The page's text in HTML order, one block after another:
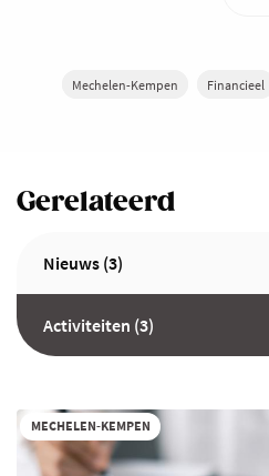
Mechelen-Kempen Financieel
Gerelateerd
Nieuws (3)
Activiteiten (3)
MECHELEN-KEMPEN